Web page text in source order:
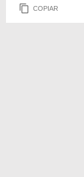
COPIAR